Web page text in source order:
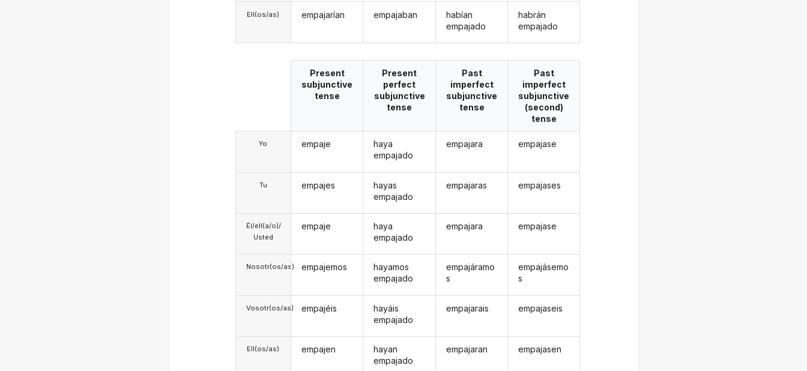
Ell(os/as) empajarían empajaban
habían
empajado
habrán
empajado
Yo
Tu
Él/ell(a/o)/
Usted
Nosotr(os/as)
Vosotr(os/as)
Ell(os/as)
Present
subjunctive
tense
empaje
empajes
empaje
empajemos
empajéis
empajen
Present
perfect
subjunctive
tense
haya
empajado
hayas
empajado
haya
empajado
hayamos
empajado
hayáis
empajado
hayan
empajado
Past
imperfect
subjunctive
tense
empajara
empajaras
empajara
empajáramo
s
empajarais
empajaran
Past
imperfect
subjunctive
(second)
tense
empajase
empajases
empajase
empajásemo
s
empajaseis
empajasen